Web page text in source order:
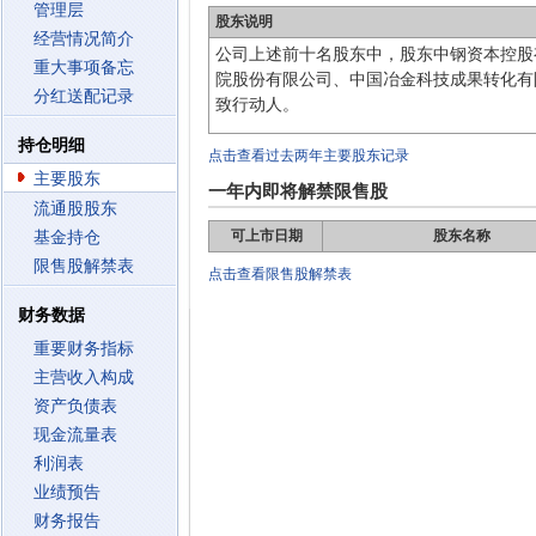
管理层
经营情况简介
重大事项备忘
分红送配记录
持仓明细
主要股东
流通股股东
基金持仓
限售股解禁表
财务数据
重要财务指标
主营收入构成
资产负债表
现金流量表
利润表
业绩预告
财务报告
股东说明
公司上述前十名股东中，股东中钢资本控
院股份有限公司、中国冶金科技成果转化
致行动人。
点击查看过去两年主要股东记录
一年内即将解禁限售股
可上市日期 股东名称
点击查看限售股解禁表